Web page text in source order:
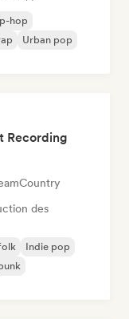
hop
Urban pop
Recording
Country
des
Indie pop